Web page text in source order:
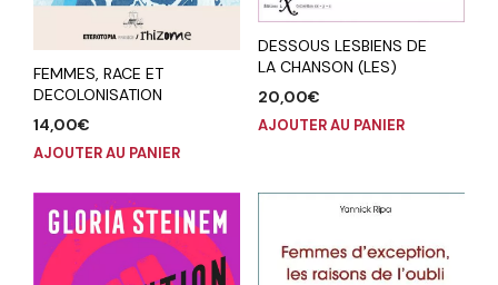
FEMMES, RACE ET
DECOLONISATION
14,00€
AJOUTER AU PANIER
DESSOUS LESBIENS DE
LA CHANSON (LES)
20,00€
AJOUTER AU PANIER